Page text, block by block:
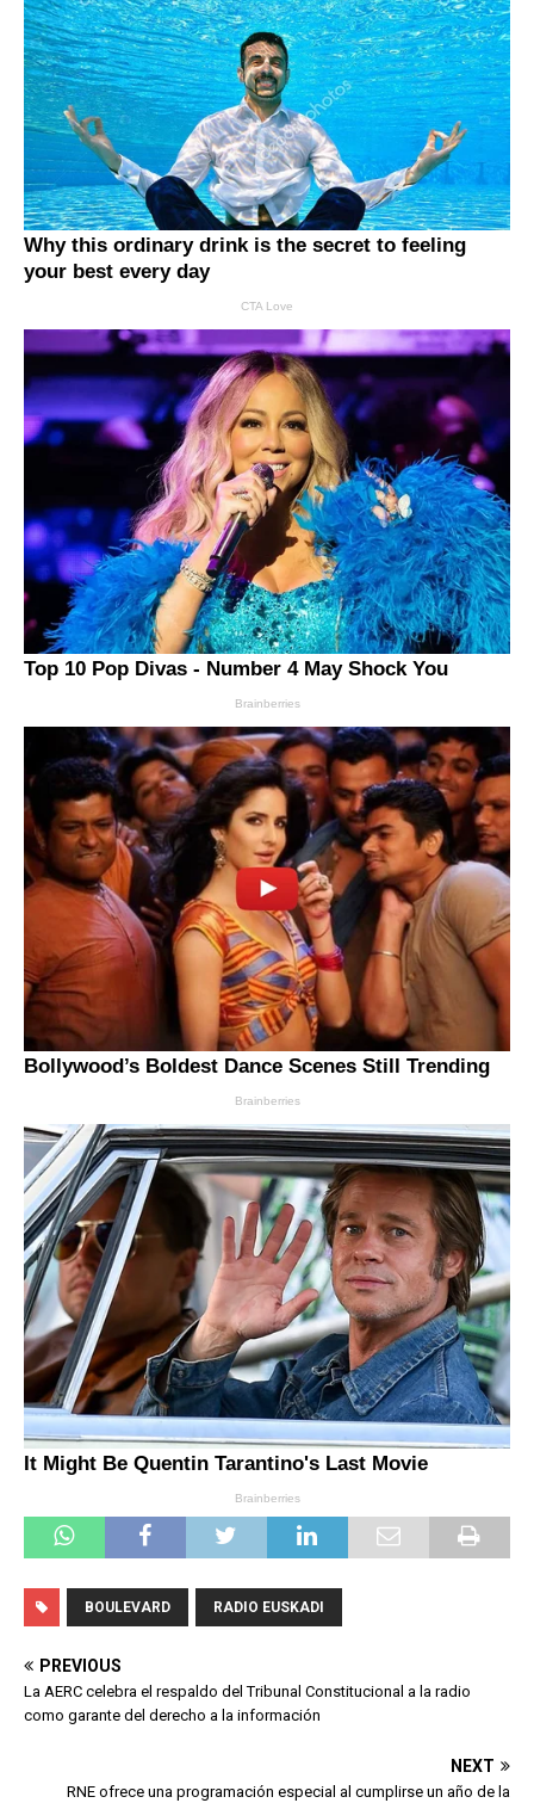
BOULEVARD RADIO EUSKADI
PREVIOUS
La AERC celebra el respaldo del Tribunal Constitucional a la radio
como garante del derecho a la información
NEXT
RNE ofrece una programación especial al cumplirse un año de la